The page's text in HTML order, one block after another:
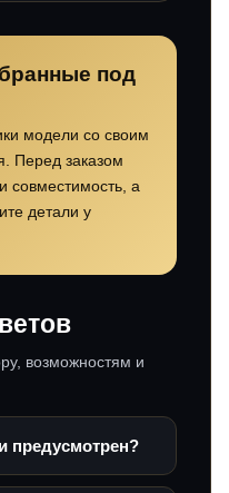
под
модели со своим
Перед заказом
совместимость, а
детали у
возможностям и
предусмотрен?